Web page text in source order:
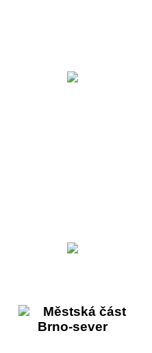
Městská část
Brno-sever